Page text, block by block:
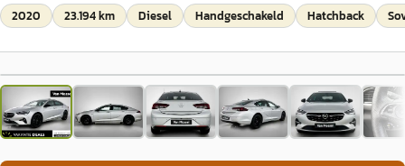
2020 23.194 km Diesel Handgeschakeld Hatchback
1/47